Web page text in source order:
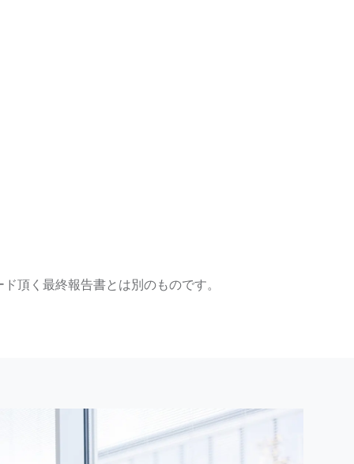
頂く最終報告書とは別のものです。